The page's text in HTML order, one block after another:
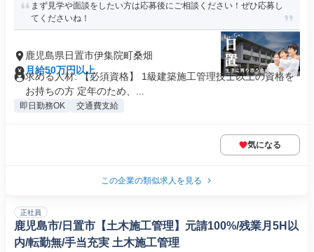
まず見学や面談をしたい方は応募後にご相談ください！ぜひ応募し
てくださいね！
鹿児島県日置市伊集院町桑畑
月給50万円以上
求める人材: 【必須資格】 1級建築施工管理技士以上の資格を
お持ちの方 定年のため、...
即日勤務OK 交通費支給
気になる
この企業の類似求人を見る
正社員
鹿児島市/日置市【土木施工管理】元請100%/残業月5H以
内/転勤無/手当充実 土木施工管理